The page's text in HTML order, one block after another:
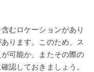
むロケーションがあり
ります。このため、ス
可能か、またその際の
認しておきましょう。